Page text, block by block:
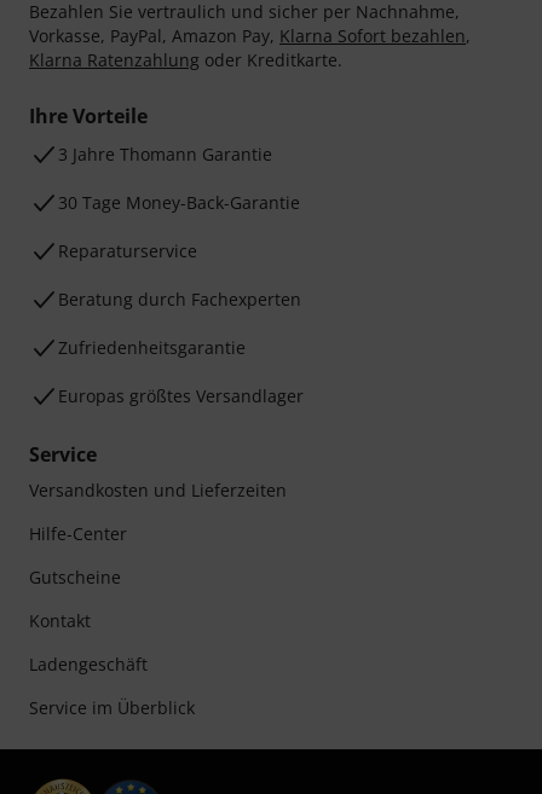
Bezahlen Sie vertraulich und sicher per Nachnahme,
Vorkasse, PayPal, Amazon Pay, Klarna Sofort bezahlen,
Klarna Ratenzahlung oder Kreditkarte.
Ihre Vorteile
3 Jahre Thomann Garantie
30 Tage Money-Back-Garantie
Reparaturservice
Beratung durch Fachexperten
Zufriedenheitsgarantie
Europas größtes Versandlager
Service
Versandkosten und Lieferzeiten
Hilfe-Center
Gutscheine
Kontakt
Ladengeschäft
Service im Überblick